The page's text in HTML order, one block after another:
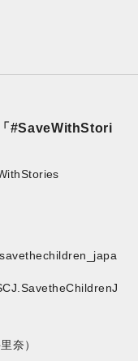
#SaveWithStori
奈）